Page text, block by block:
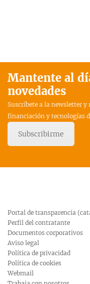
Mantente al
novedades
Suscríbete a la newsletter
financiación y tecnologías
Subscribirme
Portal de transparencia
Perfil del contratante
Documentos corporativos
Aviso legal
Política de privacidad
Política de cookies
Webmail